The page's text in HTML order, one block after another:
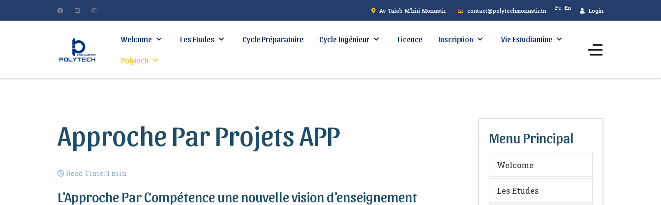
Av Taieb M’hiri Monastir contact@polytechmonastir.tn Fr En Login
Welcome Les Etudes Cycle Préparatoire Cycle Ingénieur Licence Inscription Vie Estudiantine
Polytech
Approche Par Projets APP
Read Time: 1 min
L’Approche Par Compétence une nouvelle vision d’enseignement
Menu Principal
Welcome
Les Etudes